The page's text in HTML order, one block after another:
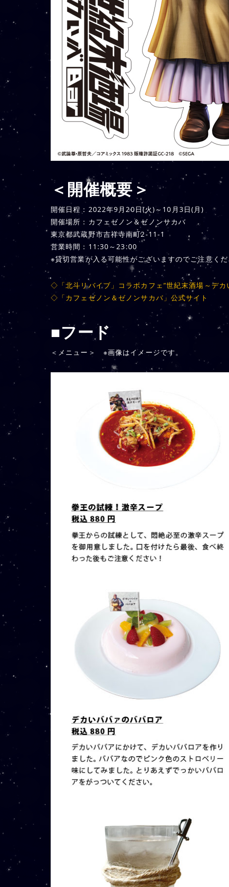
＜開催概要＞
開催日程：2022年9月20日(火)～10月3日(月)
開催場所：カフェゼノン＆ゼノンサカバ
東京都武蔵野市吉祥寺南町2-11-1
営業時間：11:30～23:00
※貸切営業が入る可能性がございますのでご注意く
◇「北斗リバイブ」コラボカフェ“世紀末酒場～デカ
◇「カフェゼノン＆ゼノンサカバ」公式サイト
■フード
＜メニュー＞ ※画像はイメージです。